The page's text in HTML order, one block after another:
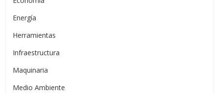
Energía
Herramientas
Infraestructura
Maquinaria
Medio Ambiente